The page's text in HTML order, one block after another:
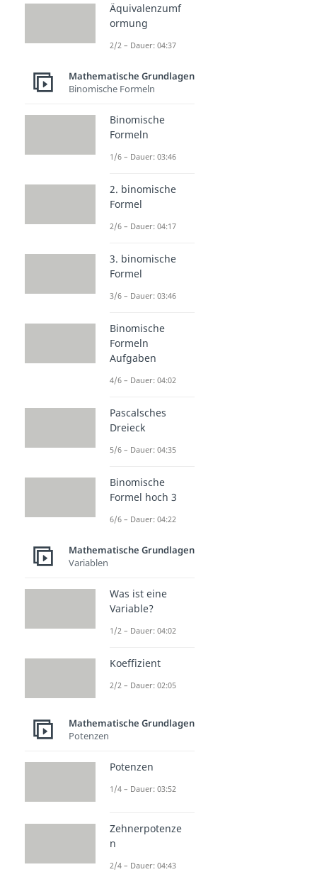
Äquivalenzumf
ormung
2/2 – Dauer: 04:37
Mathematische Grundlagen
Binomische Formeln
Binomische
Formeln
1/6 – Dauer: 03:46
2. binomische
Formel
2/6 – Dauer: 04:17
3. binomische
Formel
3/6 – Dauer: 03:46
Binomische
Formeln
Aufgaben
4/6 – Dauer: 04:02
Pascalsches
Dreieck
5/6 – Dauer: 04:35
Binomische
Formel hoch 3
6/6 – Dauer: 04:22
Mathematische Grundlagen
Variablen
Was ist eine
Variable?
1/2 – Dauer: 04:02
Koeffizient
2/2 – Dauer: 02:05
Mathematische Grundlagen
Potenzen
Potenzen
1/4 – Dauer: 03:52
Zehnerpotenze
n
2/4 – Dauer: 04:43